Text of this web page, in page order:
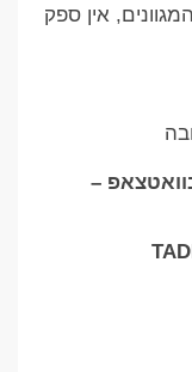
אין ספק
–